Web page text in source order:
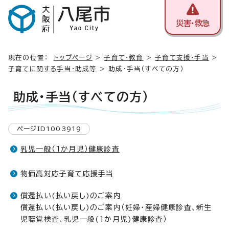
災害・救急
現在の位置： トップページ >子育て・教育 >子育て支援・手当
>
子育てに関する手当・助成等
> 助成・手当（すべての方）
助成・手当（すべての方）
ページID1003919
乳児一般（1か月児）健康診査
物価高対応子育て応援手当
償還払い(払い戻し)のご案内
償還払い(払い戻し)のご案内（妊婦・産婦健康診査、新生
児聴覚検査、乳児一般(1か月児)健康診査）